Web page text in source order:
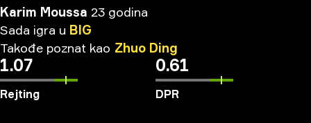
Karim Moussa 23 godina
Sada igra u BIG
Takođe poznat kao Zhuo Ding
1.07
Rejting
0.61
DPR